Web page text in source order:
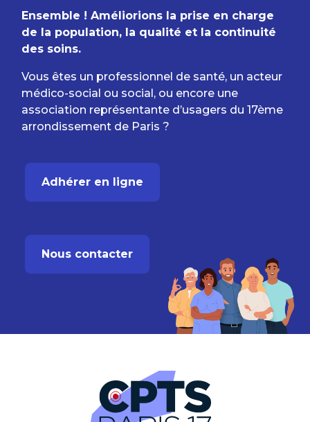
Ensemble ! Améliorions la prise en charge
de la population, la qualité et la continuité
des soins.
Vous êtes un professionnel de santé, un acteur
médico-social ou social, ou encore une
association représentante d’usagers du 17ème
arrondissement de Paris ?
Adhérer en ligne
Nous contacter